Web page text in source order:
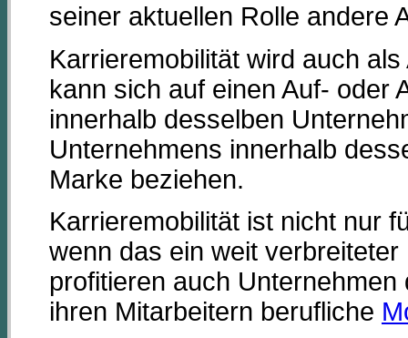
seiner aktuellen Rolle andere
Karrieremobilität wird auch
kann sich auf einen Auf- oder
innerhalb desselben
Unternehmens innerhalb
Marke beziehen.
Karrieremobilität ist nicht nur
wenn das ein weit
profitieren auch
ihren Mitarbeitern berufliche